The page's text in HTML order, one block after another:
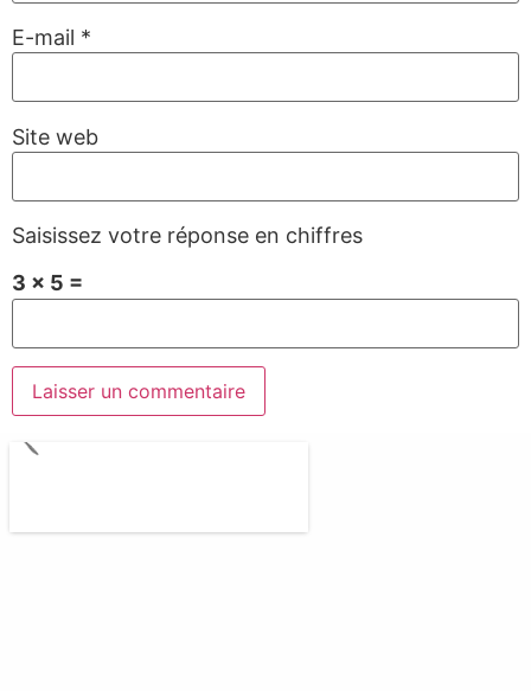
E-mail *
Site web
Saisissez votre réponse en chiffres
3 × 5 =